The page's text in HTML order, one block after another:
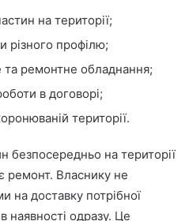
на території;
різного профілю;
та ремонтне обладнання;
в договорі;
території.
безпосередньо на території
ремонт. Власнику не
на доставку потрібної
наявності одразу. Це